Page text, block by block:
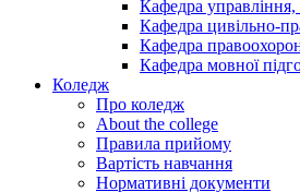
Кафедра управління,
Кафедра цивільно-
Кафедра
Кафедра мовної
Коледж
Про коледж
About the college
Правила прийому
Вартість навчання
Нормативні документи